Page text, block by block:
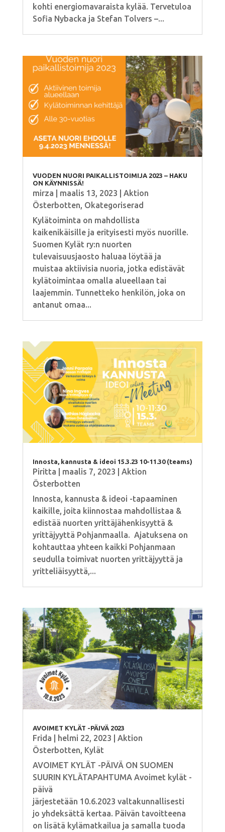
kohti energiomavaraista kylää. Tervetuloa
Sofia Nybacka ja Stefan Tolvers –...
VUODEN NUORI PAIKALLISTOIMIJA 2023 – HAKU
ON KÄYNNISSÄ!
mirza maalis 13, 2023
Aktion
Österbotten, Okategoriserad
Kylätoiminta on mahdollista
kaikenikäisille ja erityisesti myös nuorille.
Suomen Kylät ry:n nuorten
tulevaisuusjaosto haluaa löytää ja
muistaa aktiivisia nuoria, jotka edistävät
kylätoimintaa omalla alueellaan tai
laajemmin. Tunnetteko henkilön, joka on
antanut omaa...
Innosta, kannusta & ideoi 15.3.23 10-11.30 (teams)
Piritta maalis 7, 2023
Aktion
Österbotten
Innosta, kannusta & ideoi -tapaaminen
kaikille, joita kiinnostaa mahdollistaa &
edistää nuorten yrittäjähenkisyyttä &
yrittäjyyttä Pohjanmaalla. Ajatuksena on
kohtauttaa yhteen kaikki Pohjanmaan
seudulla toimivat nuorten yrittäjyyttä ja
yritteliäisyyttä,...
AVOIMET KYLÄT -PÄIVÄ 2023
Frida helmi 22, 2023
Aktion
Österbotten, Kylät
AVOIMET KYLÄT -PÄIVÄ ON SUOMEN
SUURIN KYLÄTAPAHTUMA Avoimet kylät -
päivä
järjestetään 10.6.2023 valtakunnallisesti
jo yhdeksättä kertaa. Päivän tavoitteena
on lisätä kylämatkailua ja samalla tuoda